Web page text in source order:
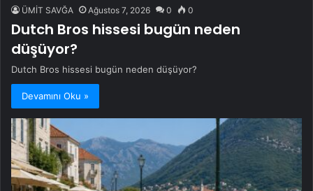
ÜMİT SAVĞA Ağustos 7, 2026 0 0
Dutch Bros hissesi bugün neden
düşüyor?
Dutch Bros hissesi bugün neden düşüyor?
Devamını Oku »